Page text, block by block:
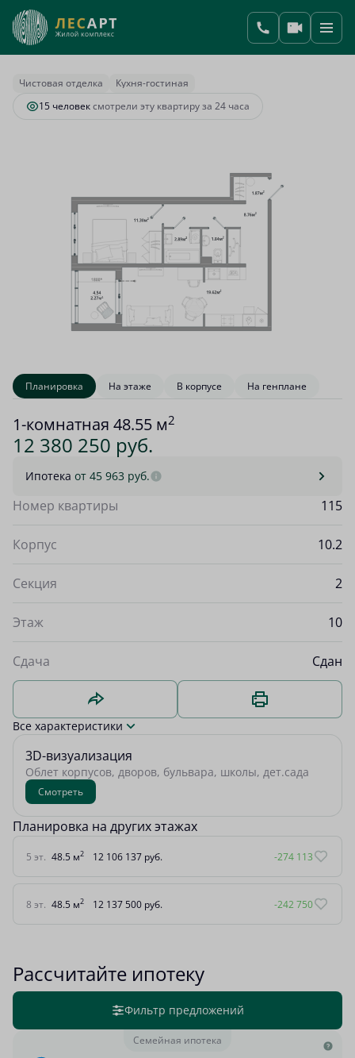
1-комнатная48.55 м 12 380 250 руб.
Ипотека от 45 963 руб.
Чистовая отделка
Кухня-гостиная
15 человексмотрели эту квартиру за 24 часа
Планировка На этаже В корпусе На генплане
1-комнатная 48.55 м2
12 380 250 руб.
Ипотека от 45 963 руб.
Номер квартиры 115
Корпус 10.2
Секция 2
Этаж 10
Сдача Сдан
Все характеристики
3D-визуализация
Облет корпусов, дворов, бульвара, школы, дет.сада
Смотреть
Планировка на других этажах
5 эт. 48.5 м2 12 106 137 руб. -274 113
8 эт. 48.5 м2 12 137 500 руб. -242 750
Рассчитайте ипотеку
Фильтр предложений
Семейная ипотека